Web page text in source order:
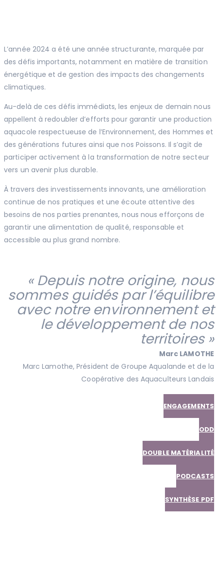
L’année 2024 a été une année structurante, marquée par
des défis importants, notamment en matière de transition
énergétique et de gestion des impacts des changements
climatiques.
Au-delà de ces défis immédiats, les enjeux de demain nous
appellent à redoubler d’efforts pour garantir une production
aquacole respectueuse de l’Environnement, des Hommes et
des générations futures ainsi que nos Poissons. Il s’agit de
participer activement à la transformation de notre secteur
vers un avenir plus durable.
À travers des investissements innovants, une amélioration
continue de nos pratiques et une écoute attentive des
besoins de nos parties prenantes, nous nous efforçons de
garantir une alimentation de qualité, responsable et
accessible au plus grand nombre.
« Depuis notre origine, nous
sommes guidés par l’équilibre
avec notre environnement et
le développement de nos
territoires »
Marc LAMOTHE
Marc Lamothe, Président de Groupe Aqualande et de la
Coopérative des Aquaculteurs Landais
ENGAGEMENTS
ODD
DOUBLE MATÉRIALITÉ
PODCASTS
SYNTHÈSE PDF